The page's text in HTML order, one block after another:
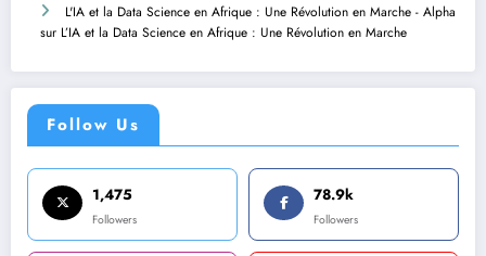
L'IA et la Data Science en Afrique : Une Révolution en Marche - Alpha
sur L’IA et la Data Science en Afrique : Une Révolution en Marche
Follow Us
1,475
Followers
78.9k
Followers